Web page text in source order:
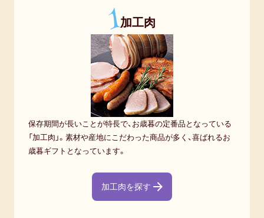
1加工肉
保存期間が長いことが特長で、お歳暮の定番品となっている
「加工肉」。素材や産地にこだわった商品が多く、喜ばれるお
歳暮ギフトとなっています。
加工肉を探す